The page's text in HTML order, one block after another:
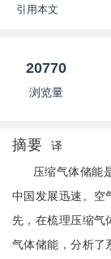
引用本文
20770
浏览量
摘要 译
压缩气体储能
中国发展迅速。空
先，在梳理压缩气
气体储能，分析了